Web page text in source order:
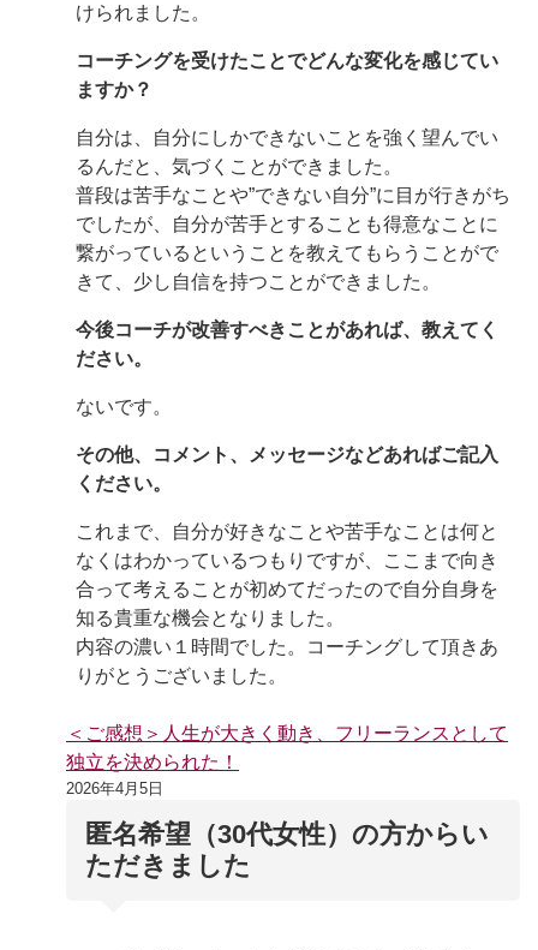
けられました。
コーチングを受けたことでどんな変化を感じてい
ますか？
自分は、自分にしかできないことを強く望んでい
るんだと、気づくことができました。
普段は苦手なことや”できない自分”に目が行きがち
でしたが、自分が苦手とすることも得意なことに
繋がっているということを教えてもらうことがで
きて、少し自信を持つことができました。
今後コーチが改善すべきことがあれば、教えてく
ださい。
ないです。
その他、コメント、メッセージなどあればご記入
ください。
これまで、自分が好きなことや苦手なことは何と
なくはわかっているつもりですが、ここまで向き
合って考えることが初めてだったので自分自身を
知る貴重な機会となりました。
内容の濃い１時間でした。コーチングして頂きあ
りがとうございました。
＜ご感想＞人生が大きく動き、フリーランスとして
独立を決められた！
2026年4月5日
匿名希望（30代女性）の方からい
ただきました